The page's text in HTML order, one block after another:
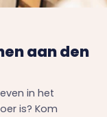
aan den
in het
is? Kom